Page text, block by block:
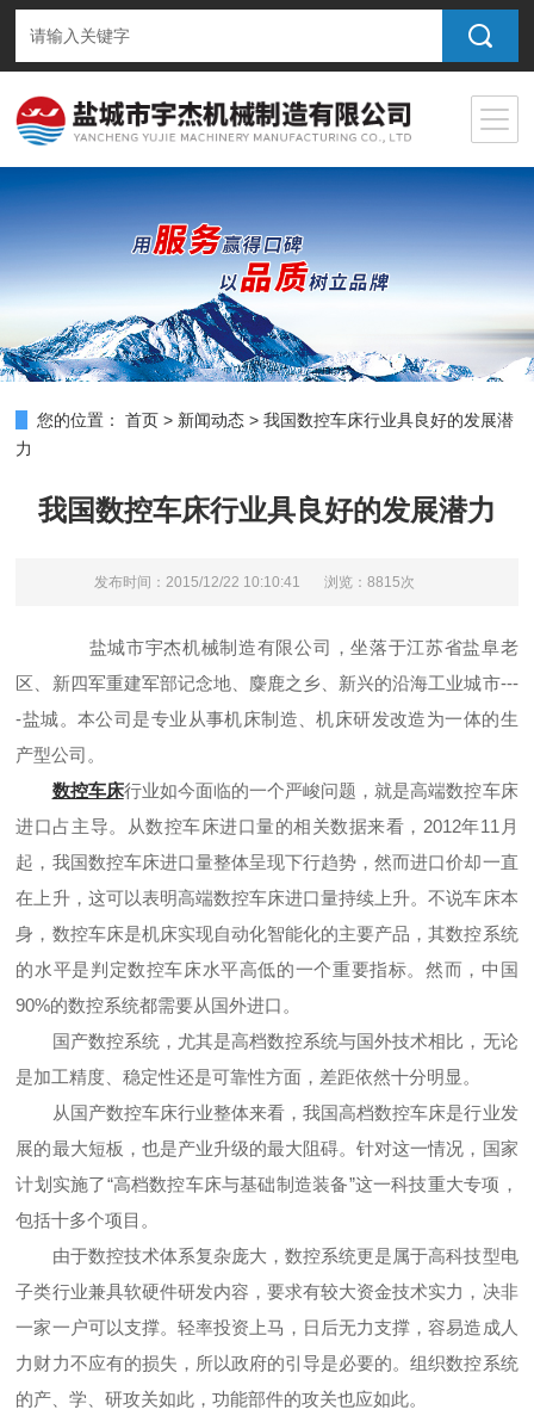
您的位置： 首页 > 新闻动态 >我国数控车床行业具良好的发展潜
力
我国数控车床行业具良好的发展潜力
发布时间：2015/12/22 10:10:41 浏览：8815次
盐城市宇杰机械制造有限公司，坐落于江苏省盐阜老
区、新四军重建军部记念地、麋鹿之乡、新兴的沿海工业城市---
-盐城。本公司是专业从事机床制造、机床研发改造为一体的生
产型公司。
数控车床行业如今面临的一个严峻问题，就是高端数控车床
进口占主导。从数控车床进口量的相关数据来看，2012年11月
起，我国数控车床进口量整体呈现下行趋势，然而进口价却一直
在上升，这可以表明高端数控车床进口量持续上升。不说车床本
身，数控车床是机床实现自动化智能化的主要产品，其数控系统
的水平是判定数控车床水平高低的一个重要指标。然而，中国
90%的数控系统都需要从国外进口。
国产数控系统，尤其是高档数控系统与国外技术相比，无论
是加工精度、稳定性还是可靠性方面，差距依然十分明显。
从国产数控车床行业整体来看，我国高档数控车床是行业发
展的最大短板，也是产业升级的最大阻碍。针对这一情况，国家
计划实施了“高档数控车床与基础制造装备”这一科技重大专项，
包括十多个项目。
由于数控技术体系复杂庞大，数控系统更是属于高科技型电
子类行业兼具软硬件研发内容，要求有较大资金技术实力，决非
一家一户可以支撑。轻率投资上马，日后无力支撑，容易造成人
力财力不应有的损失，所以政府的引导是必要的。组织数控系统
的产、学、研攻关如此，功能部件的攻关也应如此。